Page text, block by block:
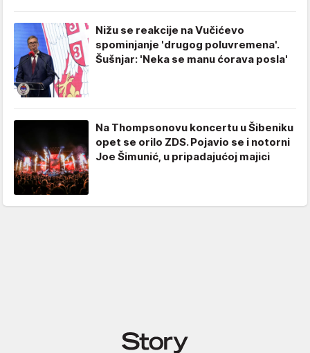
Nižu se reakcije na Vučićevo
spominjanje 'drugog poluvremena'.
Šušnjar: 'Neka se manu ćorava posla'
Na Thompsonovu koncertu u Šibeniku
opet se orilo ZDS. Pojavio se i notorni
Joe Šimunić, u pripadajućoj majici